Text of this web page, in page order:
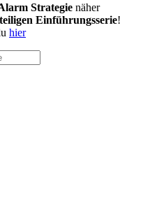
Strategie näher
Einführungsserie!
hier